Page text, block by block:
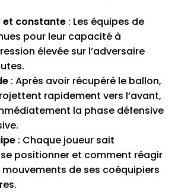
et constante : Les équipes de
pour leur capacité à
élevée sur l’adversaire
: Après avoir récupéré le ballon,
rapidement vers l’avant,
la phase défensive
: Chaque joueur sait
positionner et comment réagir
de ses coéquipiers